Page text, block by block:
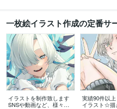
一枚絵イラスト作成の定番サ
イラストを制作致します
SNSや動画など、様々な
実績90件以
イラスト☆描